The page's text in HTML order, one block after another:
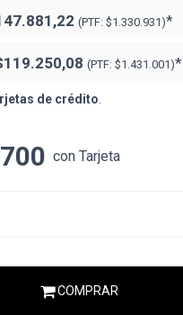
(PTF: $1.330.931)*
(PTF: $1.431.001)*
de crédito
con Tarjeta
COMPRAR